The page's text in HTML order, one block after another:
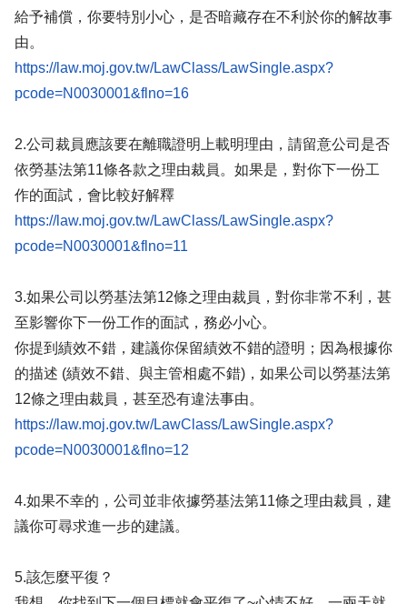
給予補償，你要特別小心，是否暗藏存在不利於你的解故事
由。
https://law.moj.gov.tw/LawClass/LawSingle.aspx?
pcode=N0030001&flno=16
2.公司裁員應該要在離職證明上載明理由，請留意公司是否
依勞基法第11條各款之理由裁員。如果是，對你下一份工
作的面試，會比較好解釋
https://law.moj.gov.tw/LawClass/LawSingle.aspx?
pcode=N0030001&flno=11
3.如果公司以勞基法第12條之理由裁員，對你非常不利，甚
至影響你下一份工作的面試，務必小心。
你提到績效不錯，建議你保留績效不錯的證明；因為根據你
的描述 (績效不錯、與主管相處不錯)，如果公司以勞基法第
12條之理由裁員，甚至恐有違法事由。
https://law.moj.gov.tw/LawClass/LawSingle.aspx?
pcode=N0030001&flno=12
4.如果不幸的，公司並非依據勞基法第11條之理由裁員，建
議你可尋求進一步的建議。
5.該怎麼平復？